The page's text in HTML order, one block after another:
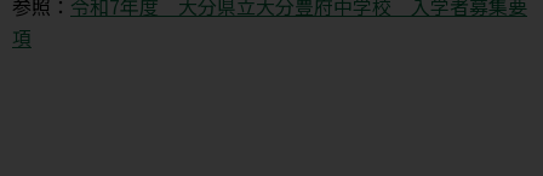
参照： 令和7年度 大分県立大分豊府中学校 入学者募集要
項